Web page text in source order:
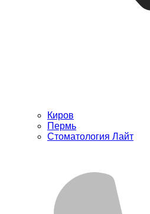
Киров
Пермь
Стоматология Лайт